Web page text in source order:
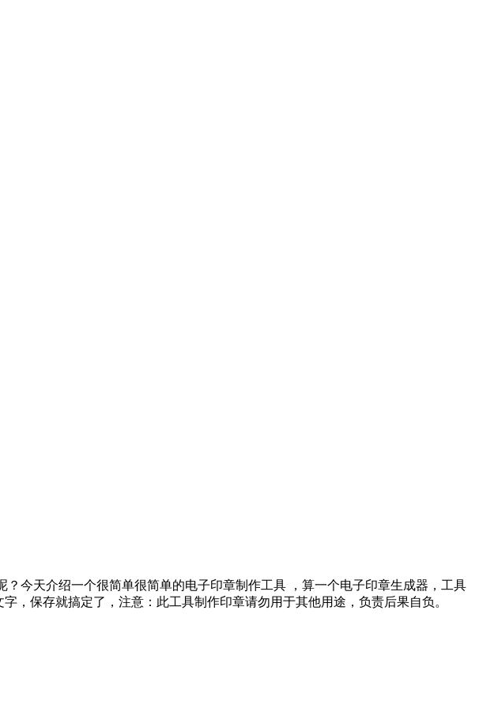
今天介绍一个很简单很简单的电子印章制作工具 ，算一个电子印章生成器，工具
，保存就搞定了，注意：此工具制作印章请勿用于其他用途，负责后果自负。